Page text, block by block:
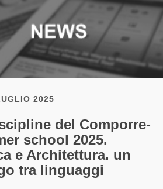
2025
del Comporre-
school 2025.
e Architettura. un
tra linguaggi